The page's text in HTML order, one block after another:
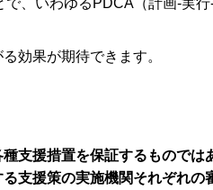
、いわゆるPDCA（計画-実
効果が期待できます。
支援措置を保証するものでは
支援策の実施機関それぞれの